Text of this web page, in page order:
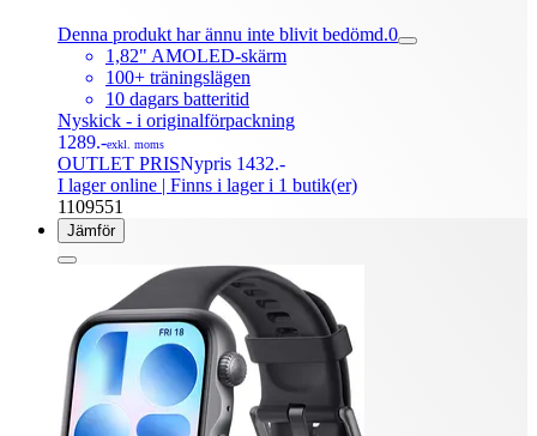
Denna produkt har ännu inte blivit bedömd.0
1,82" AMOLED-skärm
100+ träningslägen
10 dagars batteritid
Nyskick - i originalförpackning
1289.-exkl. moms
OUTLET PRISNypris 1432.-
I lager online | Finns i lager i 1 butik(er)
1109551
Jämför